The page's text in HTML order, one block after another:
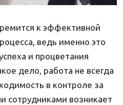
к эффективной
ведь именно это
и процветания
дело, работа не всегда
в контроле за
сотрудниками возникает